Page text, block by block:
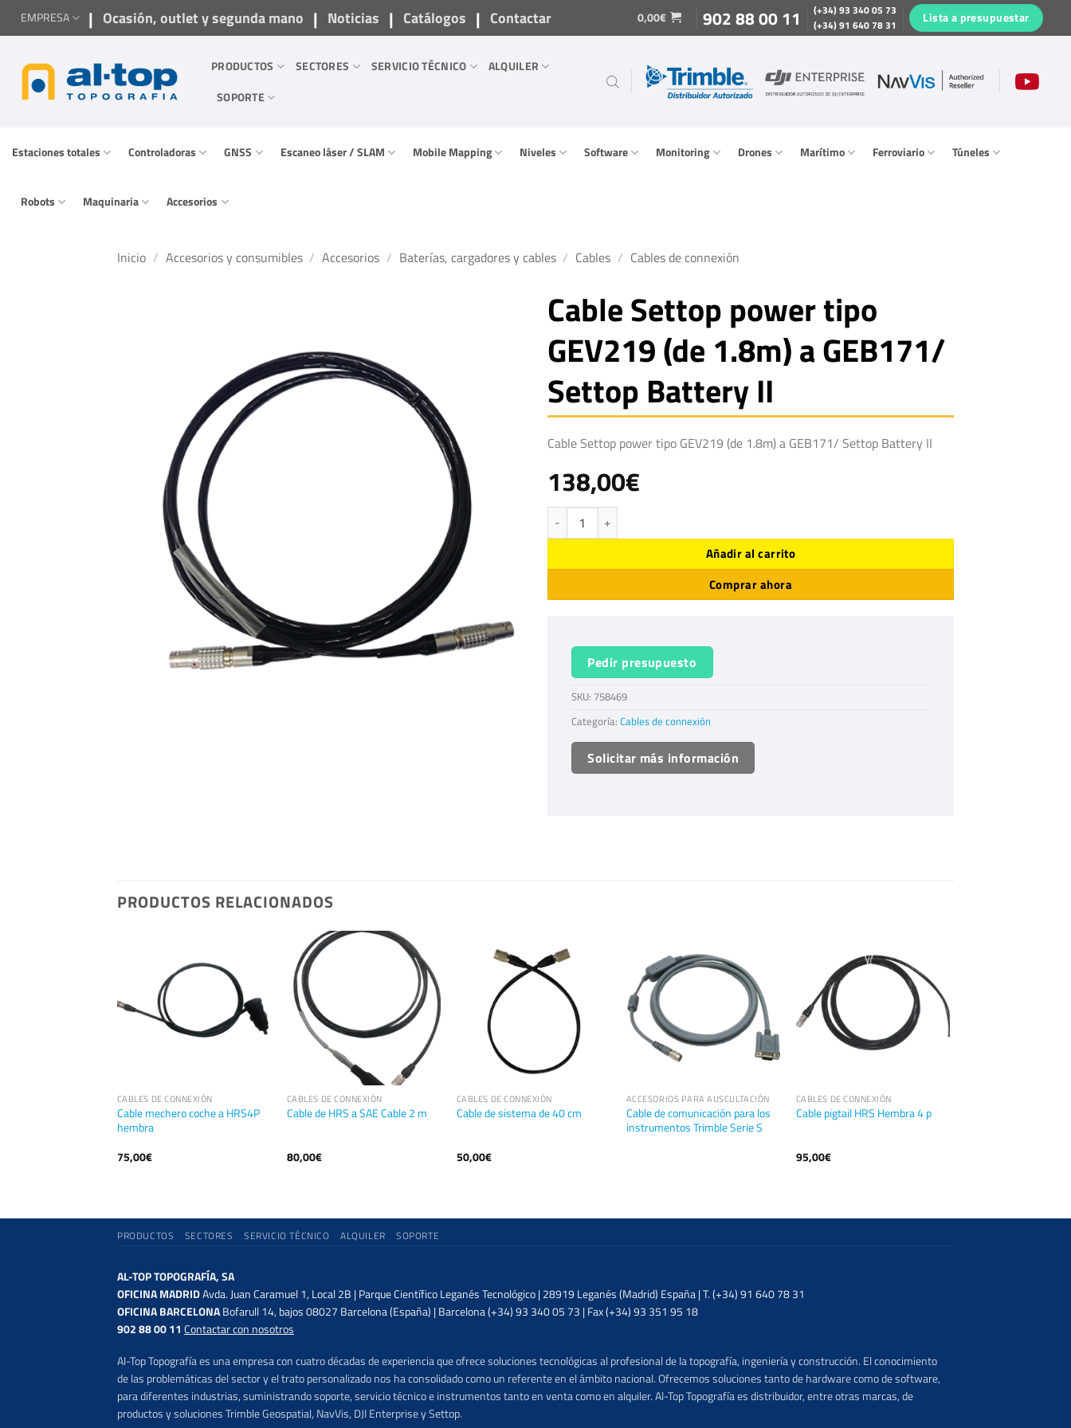
SaltarEMPRESA | Ocasión, outlet y segunda mano | Noticias | Catálogos | Contactar 0,00€ 902 88 00 11
(+34) 93 340 05 73
(+34) 91 640 78 31
Lista a presupuestar
PRODUCTOS SECTORES SERVICIO TÉCNICO
ALQUILER
SOPORTE
Estaciones totales Controladoras GNSS Escaneo láser / SLAM Mobile Mapping Niveles Software Monitoring Drones Marítimo Ferroviario Túneles
Robots Maquinaria Accesorios
Inicio / Accesorios y consumibles / Accesorios / Baterías, cargadores y cables / Cables / Cables de connexión
Cable Settop power tipo
GEV219 (de 1.8m) a GEB171/
Settop Battery II
Cable Settop power tipo GEV219 (de 1.8m) a GEB171/ Settop Battery II
138,00€
Cable Settop power tipo GEV219 (de 1.8m) a GEB171/ Settop Battery II cantidad
Añadir al carrito
Comprar ahora
Pedir presupuesto
SKU: 758469
Categoría: Cables de connexión
Solicitar más información
PRODUCTOS RELACIONADOS
CABLES DE CONNEXIÓN
Cable mechero coche a HRS4P
hembra
75,00€
CABLES DE CONNEXIÓN
Cable de HRS a SAE Cable 2 m
80,00€
CABLES DE CONNEXIÓN
Cable de sistema de 40 cm
50,00€
ACCESORIOS PARA AUSCULTACIÓN
Cable de comunicación para los
instrumentos Trimble Serie S
CABLES DE CONNEXIÓN
Cable pigtail HRS Hembra 4 p
95,00€
PRODUCTOS SECTORES SERVICIO TÉCNICO ALQUILER SOPORTE
AL-TOP TOPOGRAFÍA, SA
OFICINA MADRIDAvda. Juan Caramuel 1, Local 2B | Parque Científico Leganés Tecnológico | 28919 Leganés (Madrid) España | T. (+34) 91 640 78 31
OFICINA BARCELONABofarull 14, bajos 08027 Barcelona (España) | Barcelona (+34) 93 340 05 73 | Fax (+34) 93 351 95 18
902 88 00 11 Contactar con nosotros
Al-Top Topografía es una empresa con cuatro décadas de experiencia que ofrece soluciones tecnológicas al profesional de la topografía, ingeniería y construcción. El conocimiento
de las problemáticas del sector y el trato personalizado nos ha consolidado como un referente en el ámbito nacional. Ofrecemos soluciones tanto de hardware como de software,
para diferentes industrias, suministrando soporte, servicio técnico e instrumentos tanto en venta como en alquiler. Al-Top Topografía es distribuidor, entre otras marcas, de
productos y soluciones Trimble Geospatial, NavVis, DJI Enterprise y Settop.